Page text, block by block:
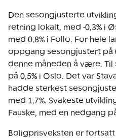
Den sesongjusterte
retning lokalt, med -0,3% i
med 0,8% i Follo. For hele
oppgang sesongjustert på
denne måneden å være.
på 0,5% i Oslo. Det var
hadde sterkest
med 1,7%. Svakeste
Fauske, med en nedgang
Boligprisveksten er